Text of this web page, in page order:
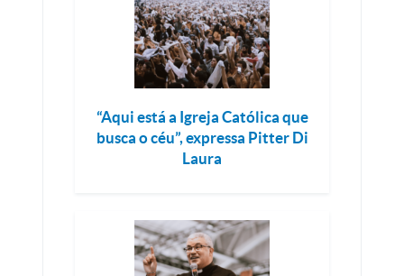
“Aqui está a Igreja Católica que
busca o céu”, expressa Pitter Di
Laura